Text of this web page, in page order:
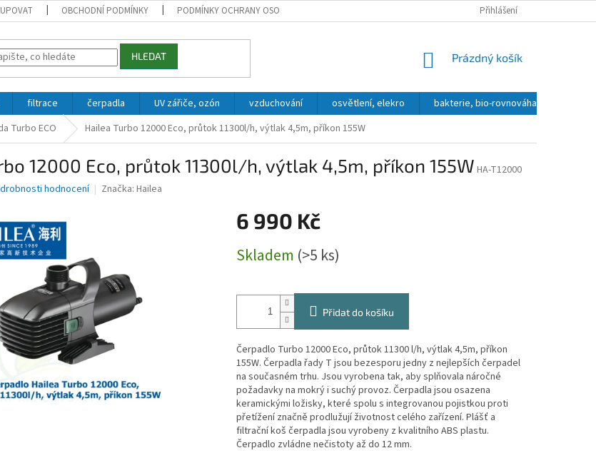
OBCHODNÍ PODMÍNKY PODMÍNKY OCHRANY OSOBNÍCH ÚDAJŮ KONTAKT, OTEVÍRACÍ DOBA
Přihlášení
HLEDAT
NÁKUPNÍ
Prázdný košík
filtrace čerpadla UV zářiče, ozón vzduchování osvětlení, elekro bakterie, bio-rovnováha
Turbo ECO Hailea Turbo 12000 Eco, průtok 11300l/h, výtlak 4,5m, příkon 155W
12000 Eco, průtok 11300l/h, výtlak 4,5m, příkon 155W HA-T12000
hodnocení Značka: Hailea
6 990 Kč
cena:
Skladem (>5 ks)
Přidat do košíku
Čerpadlo Turbo 12000 Eco, průtok 11300 l/h, výtlak 4,5m, příkon
155W. Čerpadla řady T jsou bezesporu jedny z nejlepších čerpadel
na současném trhu. Jsou vyrobena tak, aby splňovala náročné
požadavky na mokrý i suchý provoz. Čerpadla jsou osazena
keramickými ložisky, které spolu s integrovanou pojistkou proti
přetížení značně prodlužují životnost celého zařízení. Plášť a
filtrační koš čerpadla jsou vyrobeny z kvalitního ABS plastu.
Čerpadlo zvládne nečistoty až do 12 mm.